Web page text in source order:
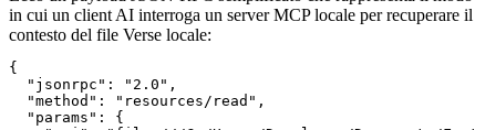
in cui un client AI interroga un server MCP locale per recuperare il
contesto del file Verse locale:
{
  "jsonrpc": "2.0",
  "method": "resources/read",
  "params": {